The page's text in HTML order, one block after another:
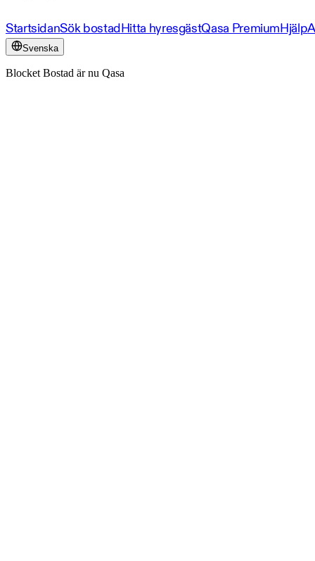
StartsidanSök bostadHitta hyresgästQasa PremiumHjälp
Svenska
Blocket Bostad är nu Qasa